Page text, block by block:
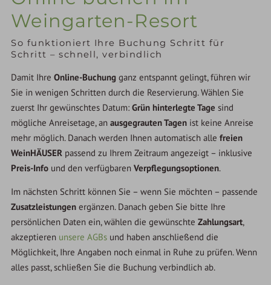
Weingarten-Resort
So funktioniert Ihre Buchung Schritt für
Schritt – schnell, verbindlich
Damit IhreOnline-Buchung ganz entspannt gelingt, führen wir
Sie in wenigen Schritten durch die Reservierung. Wählen Sie
zuerst Ihr gewünschtes Datum:Grün hinterlegte Tage sind
mögliche Anreisetage, anausgegrauten Tagen ist keine Anreise
mehr möglich. Danach werden Ihnen automatisch allefreien
WeinHÄUSER passend zu Ihrem Zeitraum angezeigt – inklusive
Preis-Info und den verfügbarenVerpflegungsoptionen.
Im nächsten Schritt können Sie – wenn Sie möchten – passende
Zusatzleistungen ergänzen. Danach geben Sie bitte Ihre
persönlichen Daten ein, wählen die gewünschteZahlungsart,
akzeptieren unsere AGBs und haben anschließend die
Möglichkeit, Ihre Angaben noch einmal in Ruhe zu prüfen. Wenn
alles passt, schließen Sie die Buchung verbindlich ab.